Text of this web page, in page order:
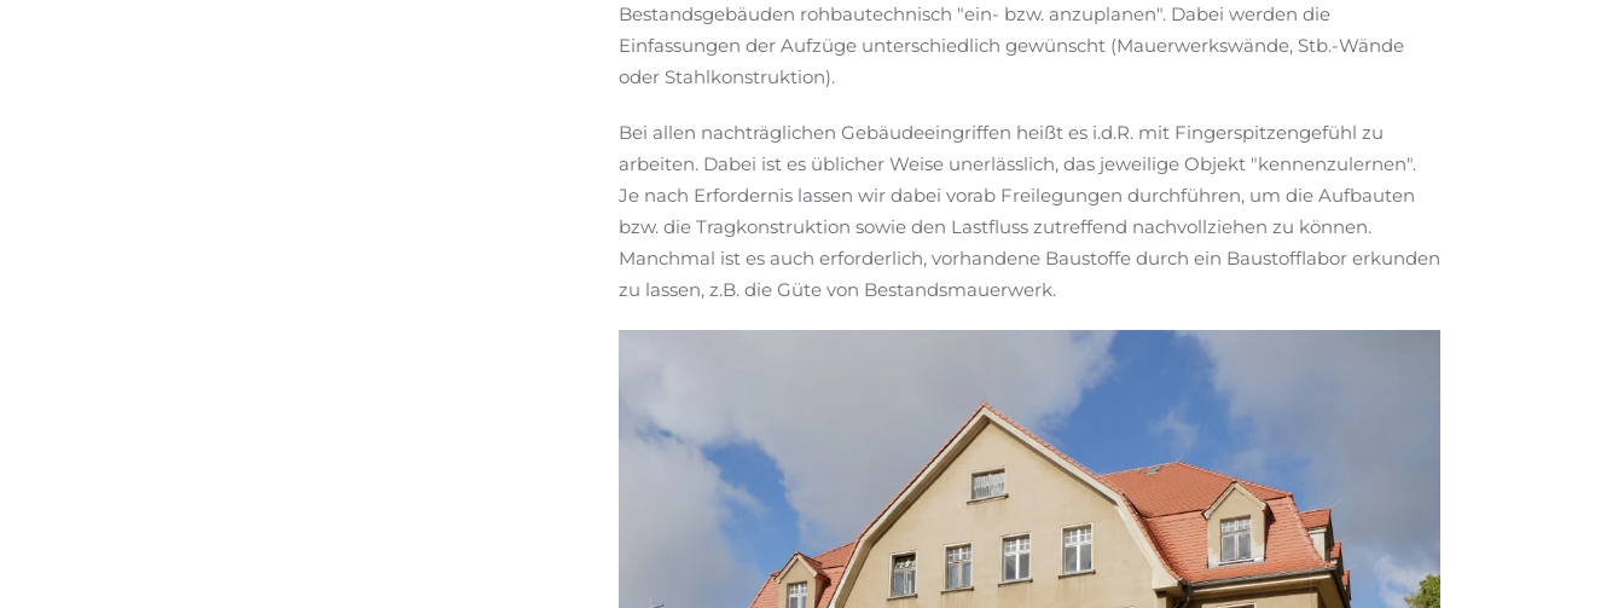
Bestandsgebäuden rohbautechnisch "ein- bzw. anzuplanen". Dabei werden die
Einfassungen der Aufzüge unterschiedlich gewünscht (Mauerwerkswände, Stb.-Wände
oder Stahlkonstruktion).
Bei allen nachträglichen Gebäudeeingriffen heißt es i.d.R. mit Fingerspitzengefühl zu
arbeiten. Dabei ist es üblicher Weise unerlässlich, das jeweilige Objekt "kennenzulernen".
Je nach Erfordernis lassen wir dabei vorab Freilegungen durchführen, um die Aufbauten
bzw. die Tragkonstruktion sowie den Lastfluss zutreffend nachvollziehen zu können.
Manchmal ist es auch erforderlich, vorhandene Baustoffe durch ein Baustofflabor erkunden
zu lassen, z.B. die Güte von Bestandsmauerwerk.